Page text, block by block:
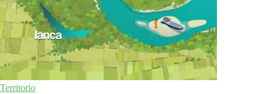
Territorio